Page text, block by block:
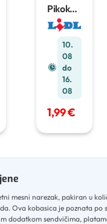
Pikok
Mesna
rolada
XXL
625 g
10.
08
do
16.
08
1,99 €
mesni narezak, pakiran u
. Ova kobasica je poznata po
dodatkom sendvičima,